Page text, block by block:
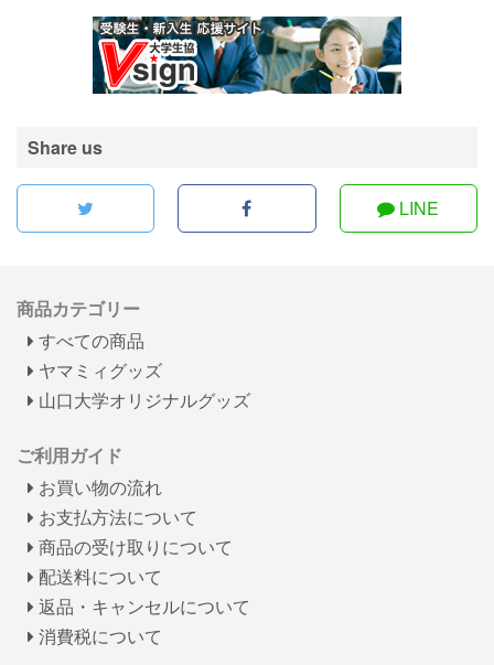
Share us
LINE
商品カテゴリー
すべての商品
ヤマミィグッズ
山口大学オリジナルグッズ
ご利用ガイド
お買い物の流れ
お支払方法について
商品の受け取りについて
配送料について
返品・キャンセルについて
消費税について